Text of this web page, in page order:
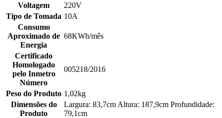
Voltagem
220V
Tipo de Tomada 10A
Consumo
Aproximado de
Energia
68KWh/mês
Certificado
Homologado
pelo Inmetro
Número
005218/2016
Peso do Produto 1,02kg
Dimensões do
Produto
Largura: 83,7cm Altura: 187,9cm Profundidade:
79,1cm